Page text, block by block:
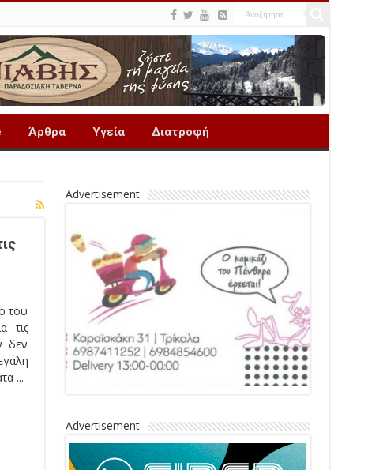
Άρθρα Υγεία Διατροφή
του
τις
δεν
...
Advertisement
Advertisement